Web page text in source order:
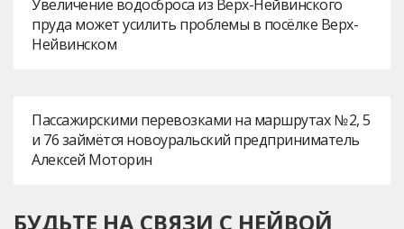
Увеличение водосброса из Верх-Нейвинского
пруда может усилить проблемы в посёлке Верх-
Нейвинском
Пассажирскими перевозками на маршрутах № 2, 5
и 76 займётся новоуральский предприниматель
Алексей Моторин
БУДЬТЕ НА СВЯЗИ С НЕЙВОЙ